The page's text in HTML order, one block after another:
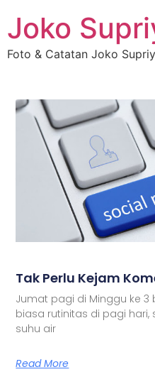
Joko
Foto & Catatan Joko
Tak Perlu Kejam
Jumat pagi di Minggu ke 3
biasa rutinitas di pagi
suhu air
Read More